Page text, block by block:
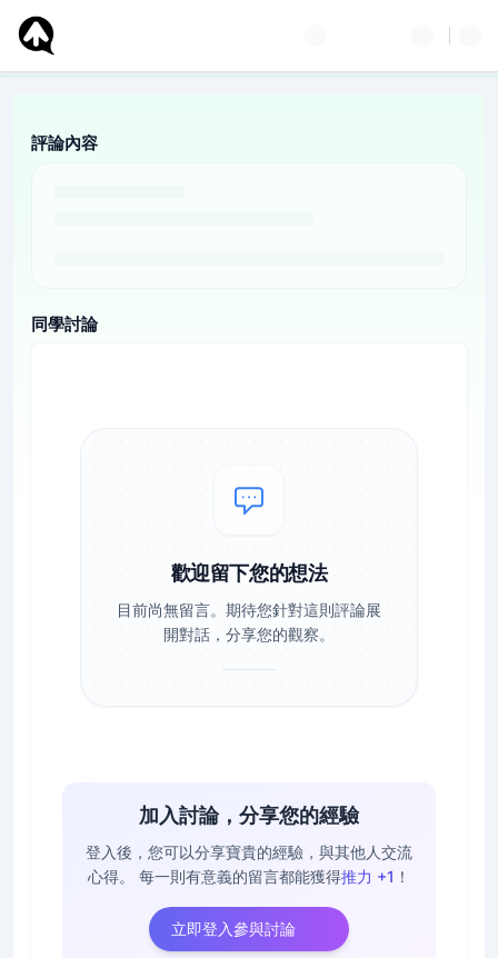
評論內容
同學討論
歡迎留下您的想法
目前尚無留言。期待您針對這則評論展
開對話，分享您的觀察。
加入討論，分享您的經驗
登入後，您可以分享寶貴的經驗，與其他人交流
心得。
每一則有意義的留言都能獲得推力 +1 ！
立即登入參與討論